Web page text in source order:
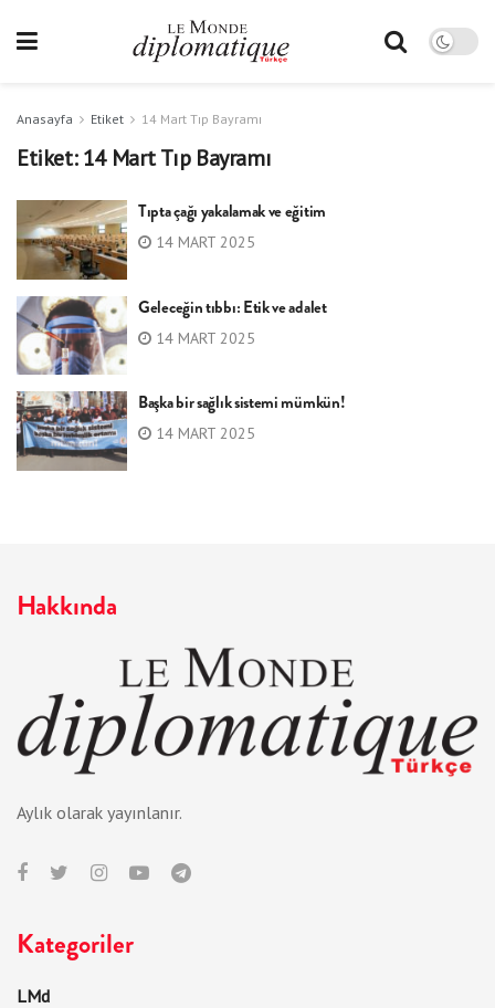
Anasayfa Etiket 14 Mart Tıp Bayramı
Etiket:14 Mart Tıp Bayramı
Tıpta çağı yakalamak ve eğitim
14 MART 2025
Geleceğin tıbbı: Etik ve adalet
14 MART 2025
Başka bir sağlık sistemi mümkün!
14 MART 2025
Hakkında
Aylık olarak yayınlanır.
Kategoriler
LMd